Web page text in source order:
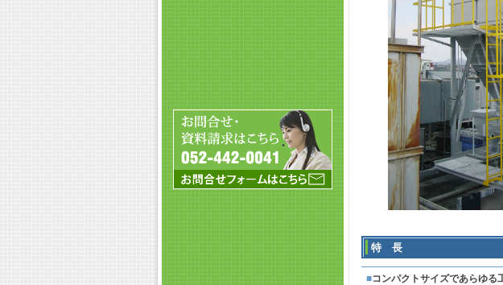
特 長
■コンパクトサイズであらゆる